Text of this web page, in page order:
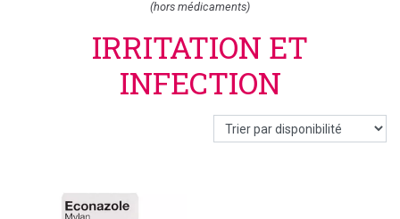
(hors médicaments)
IRRITATION ET
INFECTION